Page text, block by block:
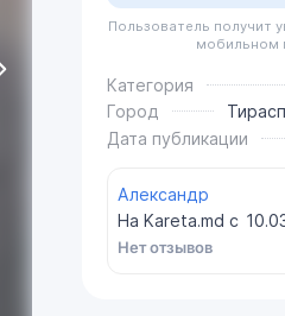
Пользователь получит
мобильном
Категория
Город
Дата публикации
Александр
На Kareta.md с
Нет отзывов